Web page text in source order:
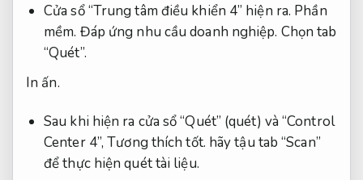
Cửa sổ “Trung tâm điều khiển 4” hiện ra. Phần
mềm. Đáp ứng nhu cầu doanh nghiệp. Chọn tab
“Quét”.
In ấn.
Sau khi hiện ra cửa sổ “Quét” (quét) và “Control
Center 4”,Tương thích tốt. hãy tậu tab “Scan”
để thực hiện quét tài liệu.